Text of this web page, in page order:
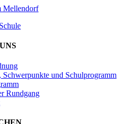
und Schulprogramm
Rundgang